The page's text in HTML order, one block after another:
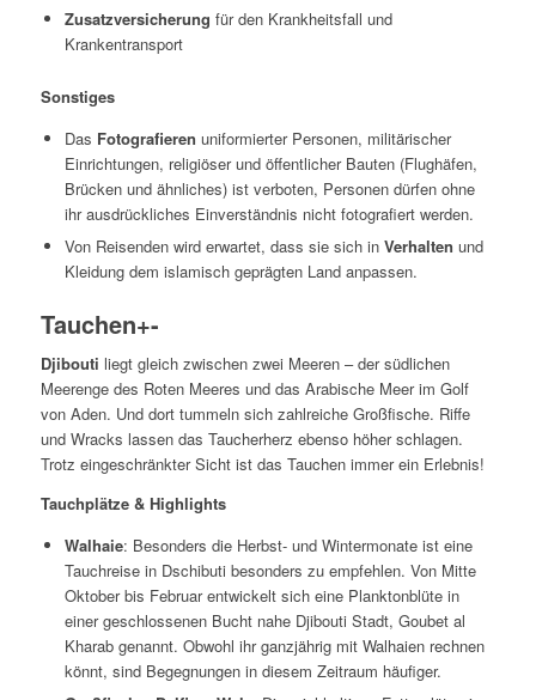
Zusatzversicherung für den Krankheitsfall und
Krankentransport
Sonstiges
Das Fotografieren uniformierter Personen, militärischer
Einrichtungen, religiöser und öffentlicher Bauten (Flughäfen,
Brücken und ähnliches) ist verboten, Personen dürfen ohne
ihr ausdrückliches Einverständnis nicht fotografiert werden.
Von Reisenden wird erwartet, dass sie sich in Verhalten und
Kleidung dem islamisch geprägten Land anpassen.
Tauchen+-
Djibouti liegt gleich zwischen zwei Meeren – der südlichen
Meerenge des Roten Meeres und das Arabische Meer im Golf
von Aden. Und dort tummeln sich zahlreiche Großfische. Riffe
und Wracks lassen das Taucherherz ebenso höher schlagen.
Trotz eingeschränkter Sicht ist das Tauchen immer ein Erlebnis!
Tauchplätze & Highlights
Walhaie: Besonders die Herbst- und Wintermonate ist eine
Tauchreise in Dschibuti besonders zu empfehlen. Von Mitte
Oktober bis Februar entwickelt sich eine Planktonblüte in
einer geschlossenen Bucht nahe Djibouti Stadt, Goubet al
Kharab genannt. Obwohl ihr ganzjährig mit Walhaien rechnen
könnt, sind Begegnungen in diesem Zeitraum häufiger.